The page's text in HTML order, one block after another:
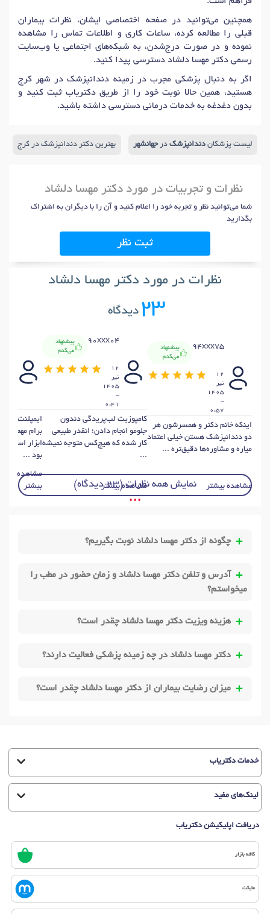
همچنین می‌توانید در صفحه اختصاصی ایشان، نظرات بیماران
قبلی را مطالعه کرده، ساعات کاری و اطلاعات تماس را مشاهده
نموده و در صورت درج‌شدن، به شبکه‌های اجتماعی یا وب‌سایت
رسمی دکتر مهسا دلشاد دسترسی پیدا کنید.
اگر به دنبال پزشکی مجرب در زمینه دندانپزشک در شهر کرج
هستید، همین حالا نوبت خود را از طریق دکتریاب ثبت کنید و
بدون دغدغه به خدمات درمانی دسترسی داشته باشید.
لیست پزشکاندندانپزشک درجهانشهر بهترین دکتر دندانپزشک در کرج
نظرات و تجربیات در مورد دکتر مهسا دلشاد
شما می‌توانید نظر و تجربه خود را اعلام کنید و آن را با دیگران به اشتراک
بگذارید
ثبت نظر
نظرات در مورد دکتر مهسا دلشاد
23دیدگاه
94xxx75
پیشنهاد
می‌کنم
12
تير
1405
-
0:57
اینکه خانم دکتر و همسرشون هر
دو دندانپزشک هستن خیلی اعتماد
میاره و مشاوره‌ها دقیق‌تره ...
مشاهده بیشتر
90xxx04
پیشنهاد
می‌کنم
12
تير
1405
-
0:41
کامپوزیت لب‌پریدگی دندون
جلومو انجام دادن؛ انقدر طبیعی
کار شده که هیچ‌کس متوجه نمیشه
...
مشاهده بیشتر
ایمپلنت
برام مهم
ابزار استریل
بود ...
مشاهده
بیشتر
نمایش همه نظرات (23 دیدگاه)
• • •
چگونه از دکتر مهسا دلشاد نوبت بگیریم؟
آدرس و تلفن دکتر مهسا دلشاد و زمان حضور در مطب را
میخواستم؟
هزینه ویزیت دکتر مهسا دلشاد چقدر است؟
دکتر مهسا دلشاد در چه زمینه پزشکی فعالیت دارند؟
میزان رضایت بیماران از دکتر مهسا دلشاد چقدر است؟
خدمات دکتریاب
لینک‌های مفید
دریافت اپلیکیشن دکتریاب
کافه بازار
مایکت